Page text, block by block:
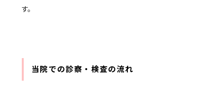
す。
当院での診察・検査の流れ